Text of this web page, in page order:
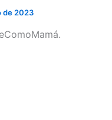
de 2023